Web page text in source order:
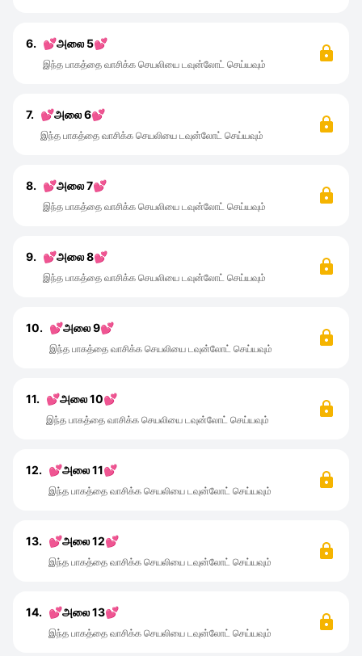
6. 💕அலை 5💕
இந்த பாகத்தை வாசிக்க செயலியை டவுன்லோட் செய்யவும்
7. 💕அலை 6💕
இந்த பாகத்தை வாசிக்க செயலியை டவுன்லோட் செய்யவும்
8. 💕அலை 7💕
இந்த பாகத்தை வாசிக்க செயலியை டவுன்லோட் செய்யவும்
9. 💕அலை 8💕
இந்த பாகத்தை வாசிக்க செயலியை டவுன்லோட் செய்யவும்
10. 💕அலை 9💕
இந்த பாகத்தை வாசிக்க செயலியை டவுன்லோட் செய்யவும்
11. 💕அலை 10💕
இந்த பாகத்தை வாசிக்க செயலியை டவுன்லோட் செய்யவும்
12. 💕அலை 11💕
இந்த பாகத்தை வாசிக்க செயலியை டவுன்லோட் செய்யவும்
13. 💕அலை 12💕
இந்த பாகத்தை வாசிக்க செயலியை டவுன்லோட் செய்யவும்
14. 💕அலை 13💕
இந்த பாகத்தை வாசிக்க செயலியை டவுன்லோட் செய்யவும்